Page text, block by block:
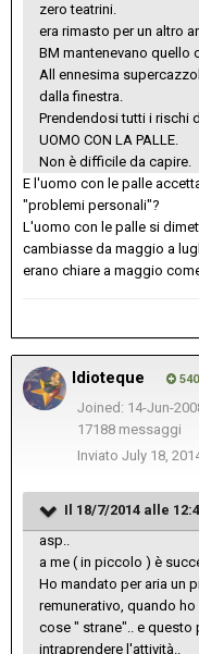
zero teatrini.
era rimasto per un altro
BM mantenevano quello
All ennesima
dalla finestra.
Prendendosi tutti i rischi
UOMO CON LA PALLE.
Non è difficile da capire.
E l'uomo con le palle
"problemi personali"?
L'uomo con le palle si
cambiasse da maggio a
erano chiare a maggio
Idioteque
Joined: 14-Jun-
17188 messaggi
Inviato July 18,
Il 18/7/2014 alle
asp..
a me ( in piccolo ) è
Ho mandato per aria un
remunerativo, quando
cose " strane".. e questo
intraprendere l'attività..